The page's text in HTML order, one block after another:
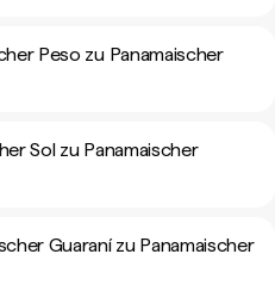
Peso zu Panamaischer
Sol zu Panamaischer
Guaraní zu Panamaischer